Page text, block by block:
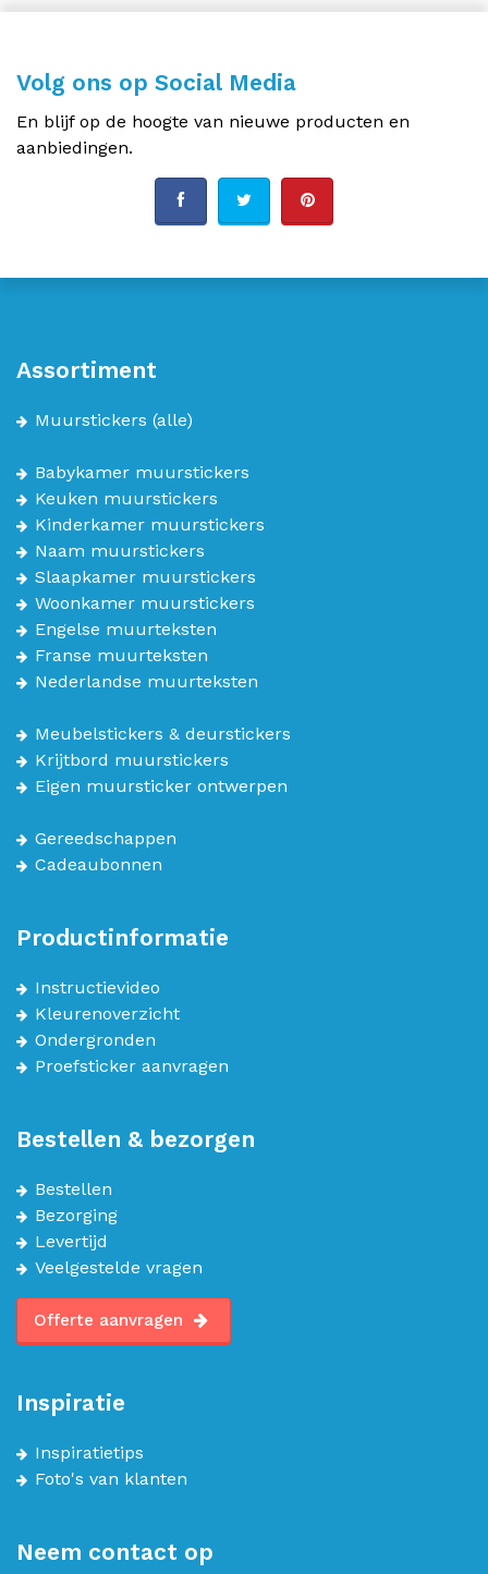
Volg ons op Social Media
En blijf op de hoogte van nieuwe producten en
aanbiedingen.
Assortiment
Muurstickers (alle)
Babykamer muurstickers
Keuken muurstickers
Kinderkamer muurstickers
Naam muurstickers
Slaapkamer muurstickers
Woonkamer muurstickers
Engelse muurteksten
Franse muurteksten
Nederlandse muurteksten
Meubelstickers & deurstickers
Krijtbord muurstickers
Eigen muursticker ontwerpen
Gereedschappen
Cadeaubonnen
Productinformatie
Instructievideo
Kleurenoverzicht
Ondergronden
Proefsticker aanvragen
Bestellen & bezorgen
Bestellen
Bezorging
Levertijd
Veelgestelde vragen
Offerte aanvragen
Inspiratie
Inspiratietips
Foto's van klanten
Neem contact op